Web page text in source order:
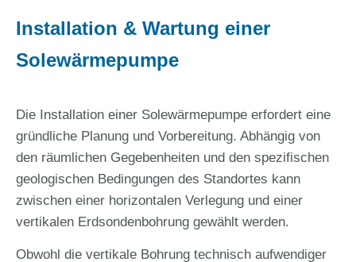
Installation & Wartung einer
Solewärmepumpe
Die Installation einer Solewärmepumpe erfordert eine
gründliche Planung und Vorbereitung. Abhängig von
den räumlichen Gegebenheiten und den spezifischen
geologischen Bedingungen des Standortes kann
zwischen einer horizontalen Verlegung und einer
vertikalen Erdsondenbohrung gewählt werden.
Obwohl die vertikale Bohrung technisch aufwendiger